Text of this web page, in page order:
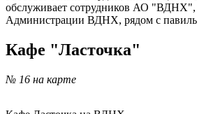
обслуживает сотрудников АО "ВДНХ",
Администрации ВДНХ, рядом с
Кафе "Ласточка"
№ 16 на карте